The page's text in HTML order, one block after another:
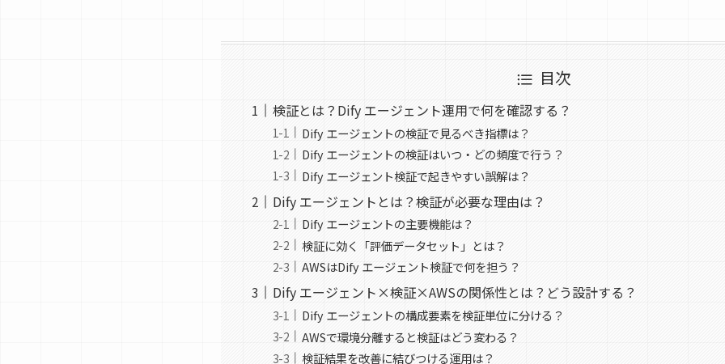
目次
検証とは？Dify エージェント運用で何を確認する？
Dify エージェントの検証で見るべき指標は？
Dify エージェントの検証はいつ・どの頻度で行う？
Dify エージェント検証で起きやすい誤解は？
Dify エージェントとは？検証が必要な理由は？
Dify エージェントの主要機能は？
検証に効く「評価データセット」とは？
AWSはDify エージェント検証で何を担う？
Dify エージェント×検証×AWSの関係性とは？どう設計する？
Dify エージェントの構成要素を検証単位に分ける？
AWSで環境分離すると検証はどう変わる？
検証結果を改善に結びつける運用は？